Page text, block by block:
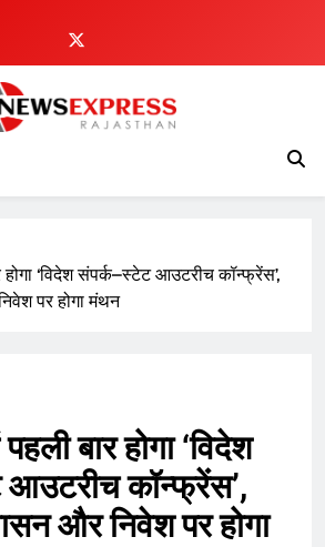
‘विदेश संपर्क–स्टेट आउटरीच कॉन्फ्रेंस’,
पर होगा मंथन
बार होगा ‘विदेश
कॉन्फ्रेंस’,
और निवेश पर होगा